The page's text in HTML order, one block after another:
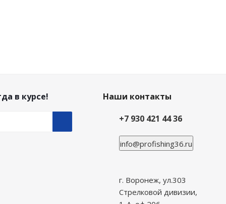
в курсе!
Наши контакты
+7 930 421 44 36
info@profishing36.ru
г. Воронеж, ул.303
Стрелковой дивизии,